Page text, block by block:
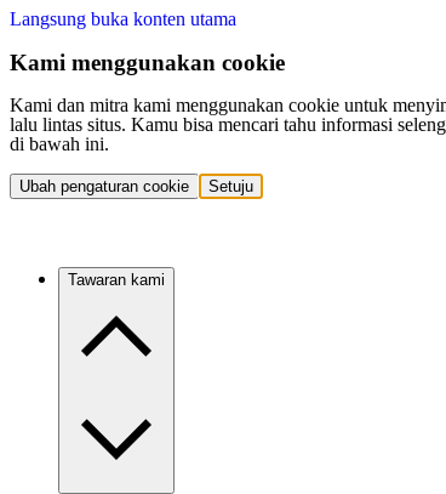
Langsung buka konten utama
Kami menggunakan cookie
Kami dan mitra kami menggunakan cookie untuk
lalu lintas situs. Kamu bisa mencari tahu informasi
di bawah ini.
Ubah pengaturan cookie Setuju
Tawaran kami